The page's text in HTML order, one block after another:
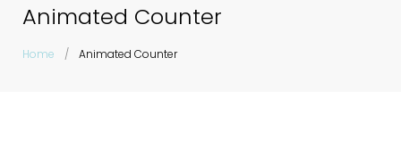
Animated Counter
Home / Animated Counter